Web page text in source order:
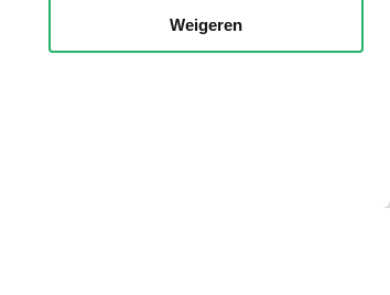
Weigeren